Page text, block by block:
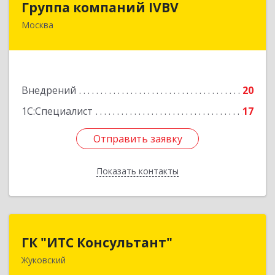
Группа компаний IVBV
Москва
Внедрений
20
1С:Специалист
17
Отправить заявку
Показать контакты
105082, Москва г, Почтовая Б. ул, дом № 55/59,
Отправить заявку
Назад
ГК "ИТС Консультант"
Жуковский